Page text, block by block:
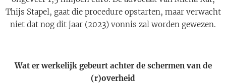
Thijs Stapel, gaat die procedure opstarten, maar verwacht
niet dat nog dit jaar (2023) vonnis zal worden gewezen.
Wat er werkelijk gebeurt achter de schermen van de
(r)overheid